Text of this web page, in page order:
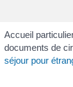
Accueil
documents de
séjour pour